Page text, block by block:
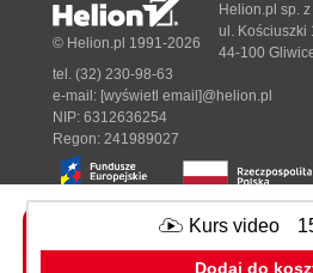
Kurs video
Dodaj do
Designed with ♥ byTonik.pl
© Helion.pl 1991-2026
Helion.pl sp.
ul. Kościuszki
44-100
tel. (32) 230-98-63
e-mail: [wyświetl email]@helion.pl
NIP: 6312636254
Regon: 241989027